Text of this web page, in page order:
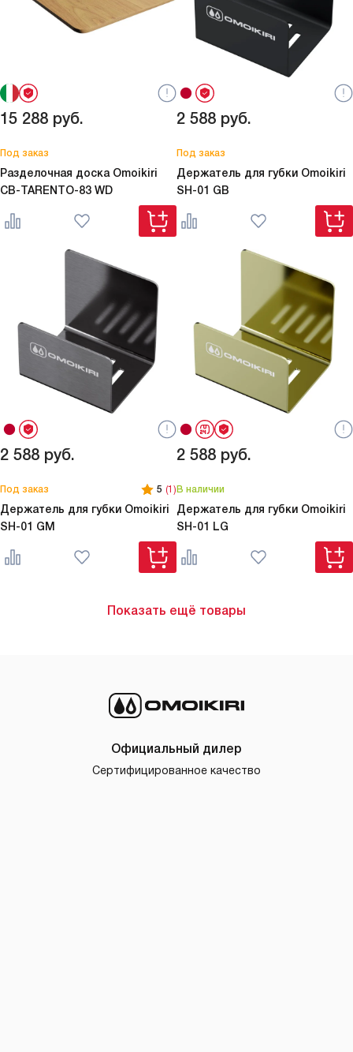
15 288 руб.
Под заказ
Разделочная доска Omoikiri
CB-TARENTO-83 WD
2 588 руб.
Под заказ
Держатель для губки Omoikiri
SH-01 GB
2 588 руб.
Под заказ 5 (1)
Держатель для губки Omoikiri
SH-01 GM
2 588 руб.
В наличии
Держатель для губки Omoikiri
SH-01 LG
Показать ещё товары
Официальный дилер
Сертифицированное качество